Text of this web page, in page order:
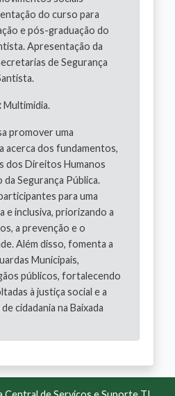
do curso para
e pós-graduação do
Apresentação da
de Segurança
Multimidia.
promover uma
acerca dos fundamentos,
dos Direitos Humanos
Segurança Pública.
para uma
e inclusiva, priorizando a
a prevenção e o
Além disso, fomenta a
Municipais,
públicos, fortalecendo
à justiça social e a
cidadania na Baixada